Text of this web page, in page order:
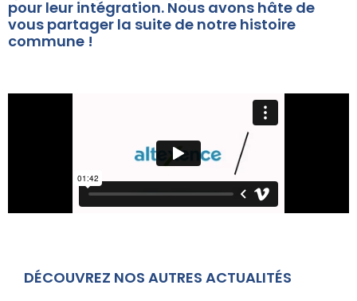
pour leur intégration. Nous avons hâte de
vous partager la suite de notre histoire
commune !
DÉCOUVREZ NOS AUTRES ACTUALITÉS